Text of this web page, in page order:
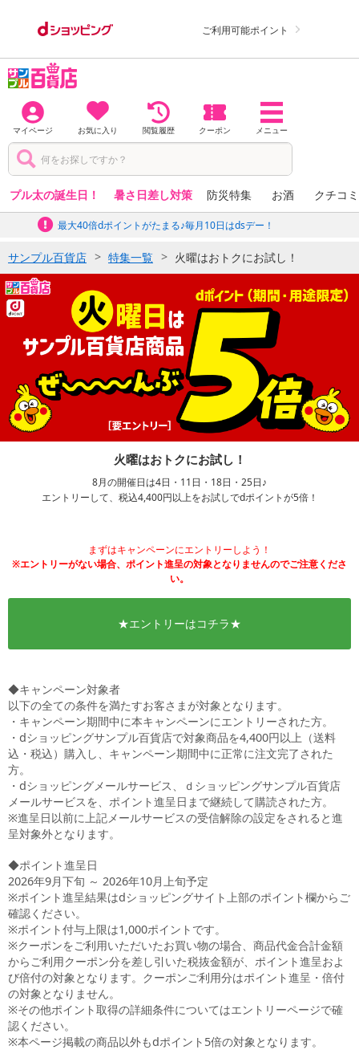
ご利用可能ポイント
マイページ お気に入り 閲覧履歴 クーポン メニュー
プル太の誕生日！ 暑さ日差し対策 防災特集 お酒 クチコ
最大40倍dポイントがたまる♪毎月10日はdsデー！
サンプル百貨店 特集一覧 火曜はおトクにお試し！
火曜はおトクにお試し！
8月の開催日は4日・11日・18日・25日♪
エントリーして、税込4,400円以上をお試しでdポイントが5倍！
まずはキャンペーンにエントリーしよう！
※エントリーがない場合、ポイント進呈の対象となりませんのでご注意くださ
い。
★エントリーはコチラ★
◆キャンペーン対象者
以下の全ての条件を満たすお客さまが対象となります。
・キャンペーン期間中に本キャンペーンにエントリーされた方。
・dショッピングサンプル百貨店で対象商品を4,400円以上（送料
込・税込）購入し、キャンペーン期間中に正常に注文完了された
方。
・dショッピングメールサービス、ｄショッピングサンプル百貨店
メールサービスを、ポイント進呈日まで継続して購読された方。
※進呈日以前に上記メールサービスの受信解除の設定をされると進
呈対象外となります。
◆ポイント進呈日
2026年9月下旬 ～ 2026年10月上旬予定
※ポイント進呈結果はdショッピングサイト上部のポイント欄からご
確認ください。
※ポイント付与上限は1,000ポイントです。
※クーポンをご利用いただいたお買い物の場合、商品代金合計金額
からご利用クーポン分を差し引いた税抜金額が、ポイント進呈およ
び倍付の対象となります。クーポンご利用分はポイント進呈・倍付
の対象となりません。
※その他ポイント取得の詳細条件についてはエントリーページで確
認ください。
※本ページ掲載の商品以外もdポイント5倍の対象となります。